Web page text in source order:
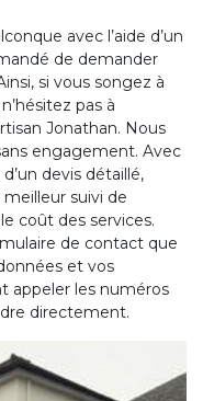
avec l’aide d’un
de demander
si vous songez à
pas à
Jonathan. Nous
engagement. Avec
devis détaillé,
suivi de
coût des services.
de contact que
et vos
appeler les numéros
directement.